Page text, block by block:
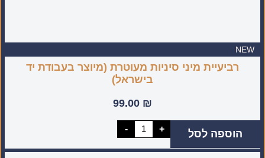
NEW
רביעיית מיני סיניות מעוטרת (מיוצר בעבודת יד
בישראל)
99.00 ₪
-
כמות
של
מיני
+ הוספה לסל